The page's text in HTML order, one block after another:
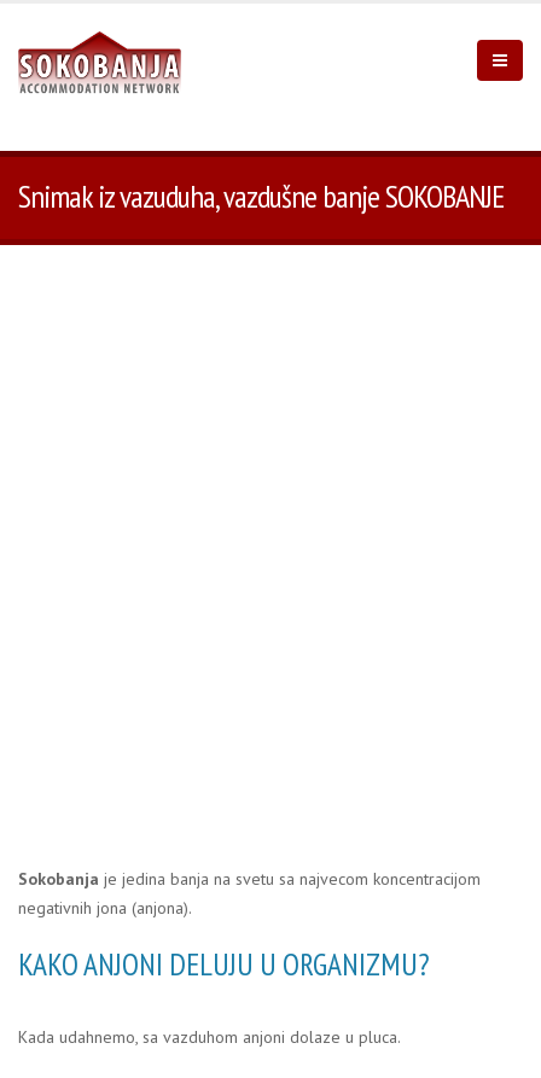
Snimak iz vazuduha, vazdušne banje SOKOBANJE
Sokobanja je jedina banja na svetu sa najvecom koncentracijom
negativnih jona (anjona).
KAKO ANJONI DELUJU U ORGANIZMU?
Kada udahnemo, sa vazduhom anjoni dolaze u pluca.